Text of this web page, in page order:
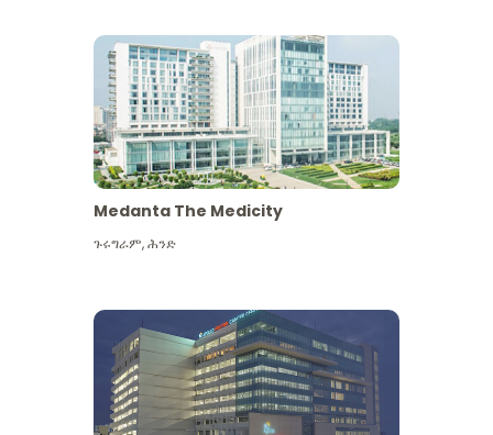
Medanta The Medicity
ጉሩግራም,ሕንድ